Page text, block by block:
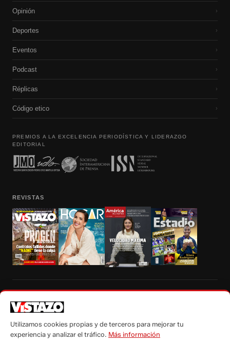
Opinión ›
Deportes ›
Eventos ›
Podcast ›
Réplicas ›
Código etico ›
PREMIOS A LA EXCELENCIA PERIODÍSTICA Y LIDERAZGO
EDITORIAL
REVISTAS
autorización escrita de su titular, de todos los contenidos de Vistazo.com.
Utilizamos cookies propias y de terceros para mejorar tu
experiencia y analizar el tráfico. Más información